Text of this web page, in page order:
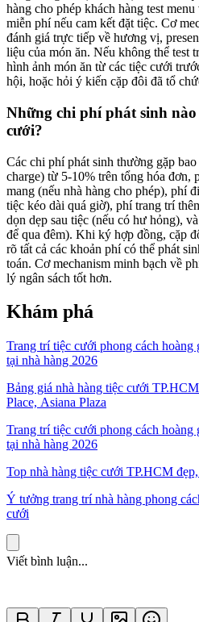
hàng cho phép khách hàng test
miễn phí nếu cam kết đặt tiệc. Cơ
đánh giá trực tiếp về hương vị,
liệu của món ăn. Nếu không thể test
hình ảnh món ăn từ các tiệc cưới
hội, hoặc hỏi ý kiến cặp đôi đã tổ
Những chi phí phát sinh
cưới?
Các chi phí phát sinh thường gặp
charge) từ 5-10% trên tổng hóa đơn,
mang (nếu nhà hàng cho phép), phí
tiệc kéo dài quá giờ), phí trang trí
dọn dẹp sau tiệc (nếu có hư hỏng),
để qua đêm). Khi ký hợp đồng, cặp
rõ tất cả các khoản phí có thể phát
toán. Cơ mechanism minh bạch về
lý ngân sách tốt hơn.
Khám phá
Trang trí tiệc cưới phong cách
tại nhà hàng 2026
Bảng giá nhà hàng tiệc cưới
Place, Asiana Plaza
Trang trí tiệc cưới phong cách
tại nhà hàng 2026
Top nhà hàng tiệc cưới TP.HCM
Ý tưởng trang trí nhà hàng phong
cưới
Viết bình luận...